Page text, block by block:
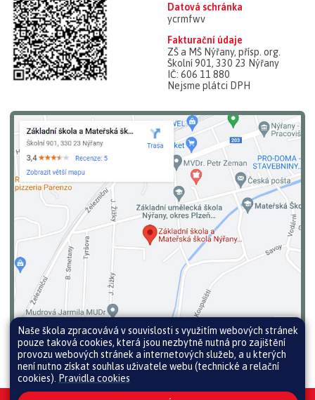
Datová schránka
ycrmfwv
Fakturační údaje
ZŠ a MŠ Nýřany, přísp. org.
Školní 901, 330 23 Nýřany
IČ: 606 11 880
Nejsme plátci DPH
Naše škola zpracovává v souvislosti s využitím webových stránek
pouze taková cookies, která jsou nezbytně nutná pro zajištění
provozu webových stránek a internetových služeb, a u kterých
není nutno získat souhlas uživatele webu (technické a relační
cookies). Pravidla cookies